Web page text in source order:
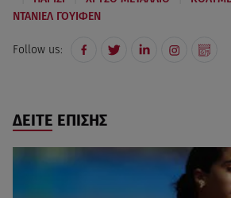
ΝΤΑΝΙΕΛ ΓΟΥΙΦΕΝ
Follow us:
ΔΕΙΤΕ ΕΠΙΣΗΣ